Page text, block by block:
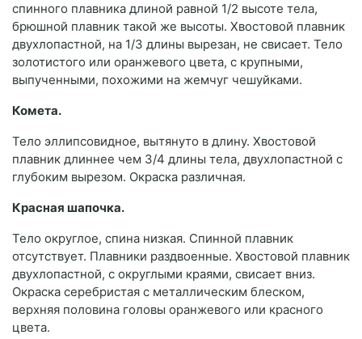
спинного плавника длиной равной 1/2 высоте тела,
брюшной плавник такой же высоты. Хвостовой плавник
двухлопастной, на 1/3 длины вырезан, не свисает. Тело
золотистого или оранжевого цвета, с крупными,
выпученными, похожими на жемчуг чешуйками.
Комета.
Тело эллипсовидное, вытянуто в длину. Хвостовой
плавник длиннее чем 3/4 длины тела, двухлопастной с
глубоким вырезом. Окраска различная.
Красная шапочка.
Тело округлое, спина низкая. Спинной плавник
отсутствует. Плавники раздвоенные. Хвостовой плавник
двухлопастной, с округлыми краями, свисает вниз.
Окраска серебристая с металлическим блеском,
верхняя половина головы оранжевого или красного
цвета.